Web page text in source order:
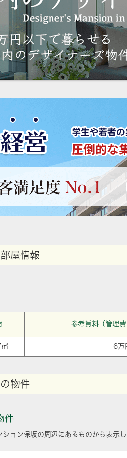
屋情報
参考賃料（管理費
6万
物件
件
ョン保坂の周辺にあるものから表示し